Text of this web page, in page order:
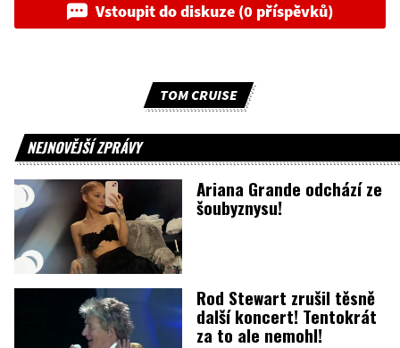
Vstoupit do diskuze (0 příspěvků)
TOM CRUISE
NEJNOVĚJŠÍ ZPRÁVY
Ariana Grande odchází ze
šoubyznysu!
Rod Stewart zrušil těsně
další koncert! Tentokrát
za to ale nemohl!